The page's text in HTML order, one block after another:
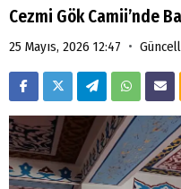
Cezmi Gök Camii’nde
25 Mayıs, 2026 12:47 •